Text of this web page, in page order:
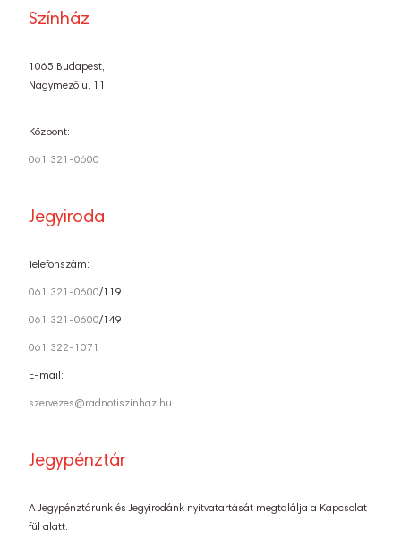
Színház
1065 Budapest,
Nagymező u. 11.
Központ:
061 321-0600
Jegyiroda
Telefonszám:
061 321-0600/119
061 321-0600/149
061 322-1071
E-mail:
szervezes@radnotiszinhaz.hu
Jegypénztár
A Jegypénztárunk és Jegyirodánk nyitvatartását megtalálja a Kapcsolat
fül alatt.